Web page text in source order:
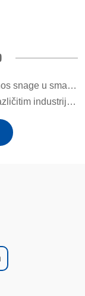
Inovacije za učinkovitost i održivost
granama